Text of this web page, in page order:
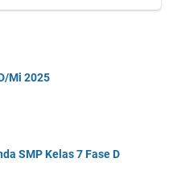
Mi 2025
SMP Kelas 7 Fase D